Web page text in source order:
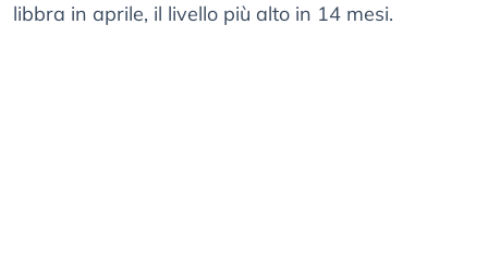
libbra in aprile, il livello più alto in 14 mesi.